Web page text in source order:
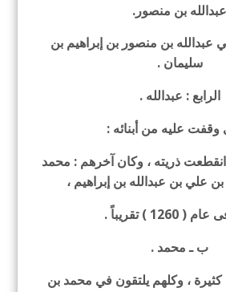
عبدالله بن منصور.
عبدالله بن منصور بن إبراهيم بن
سليمان .
الرابع : عبدالله .
وقفت عليه من أبنائه :
وقد انقطعت ذريته ، وكان آخرهم : محمد
علي بن عبدالله بن إبراهيم ،
1260 ) تقريباً .
ب ـ محمد .
، وكلهم يلتقون في محمد بن